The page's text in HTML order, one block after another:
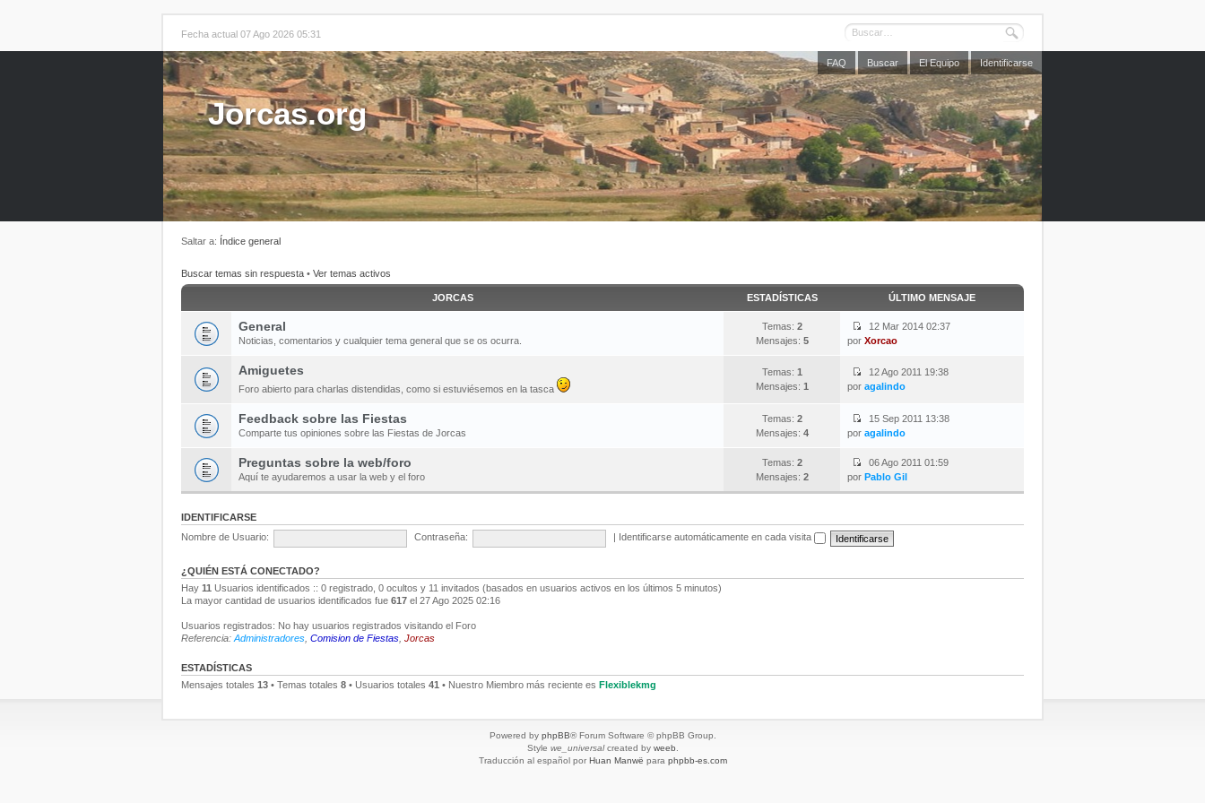
Fecha actual 07 Ago 2026 05:31
FAQ Buscar El Equipo Identificarse
Jorcas.org
Saltar a: Índice general
Buscar temas sin respuesta • Ver temas activos
JORCAS ESTADÍSTICAS ÚLTIMO MENSAJE
General
Noticias, comentarios y cualquier tema general que se os ocurra.
Temas: 2
Mensajes: 5
12 Mar 2014 02:37
por Xorcao
Amiguetes
Foro abierto para charlas distendidas, como si estuviésemos en la tasca
Temas: 1
Mensajes: 1
12 Ago 2011 19:38
por agalindo
Feedback sobre las Fiestas
Comparte tus opiniones sobre las Fiestas de Jorcas
Temas: 2
Mensajes: 4
15 Sep 2011 13:38
por agalindo
Preguntas sobre la web/foro
Aquí te ayudaremos a usar la web y el foro
Temas: 2
Mensajes: 2
06 Ago 2011 01:59
por Pablo Gil
IDENTIFICARSE
Nombre de Usuario:
Contraseña: Identificarse automáticamente en cada visita
¿QUIÉN ESTÁ CONECTADO?
Hay 11 Usuarios identificados :: 0 registrado, 0 ocultos y 11 invitados (basados en usuarios activos en los últimos 5 minutos)
La mayor cantidad de usuarios identificados fue 617 el 27 Ago 2025 02:16
Usuarios registrados: No hay usuarios registrados visitando el Foro
Referencia: Administradores Comision de Fiestas Jorcas
ESTADÍSTICAS
Mensajes totales 13 • Temas totales 8 • Usuarios totales 41 • Nuestro Miembro más reciente es Flexiblekmg
Powered by phpBB® Forum Software © phpBB Group.
Style we_universalcreated by weeb
Traducción al español por Huan Manwë para phpbb-es.com